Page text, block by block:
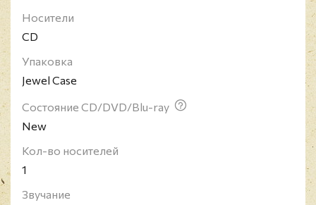
Носители
CD
Упаковка
Jewel Case
Состояние CD/DVD/Blu-ray
New
Кол-во носителей
1
Звучание